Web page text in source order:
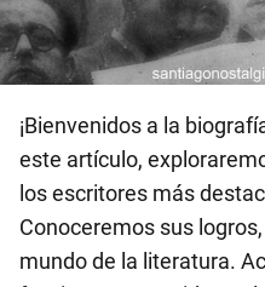
¡Bienvenidos a la
este artículo,
los escritores más
Conoceremos sus
mundo de la literatura.